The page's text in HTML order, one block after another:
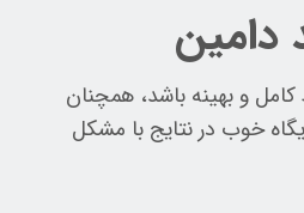
و بهینه باشد، همچنان
خوب در نتایج با مشکل